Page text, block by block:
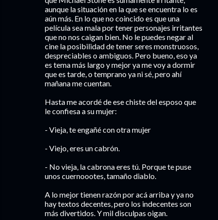
aunque la situación en la que se encuentra lo es
aún más. En lo que no coincido es que una
película sea mala por tener personajes irritantes
que no nos caigan bien. No le puedes negar al
cine la posibilidad de tener seres monstruosos,
despreciables o ambiguos. Pero bueno, eso ya
es tema más largo y mejor ya me voy a dormir
que es tarde, o temprano ya ni sé, pero ahí
mañana me cuentan.
Hasta me acordé de ese chiste del esposo que
le confiesa a su mujer:
- Vieja, te engañé con otra mujer
- Viejo, eres un cabrón.
- No vieja, la cabrona eres tú. Porque te puse
unos cuernoootes, tamaño diablo.
A lo mejor tienen razón por acá arriba y ya no
hay textos decentes, pero los indecentes son
más divertidos. Y mil disculpas oigan.